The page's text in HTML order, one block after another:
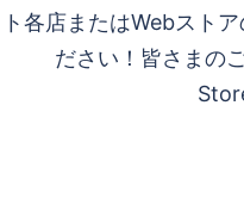
ト各店またはWebスト
ださい！皆さまの